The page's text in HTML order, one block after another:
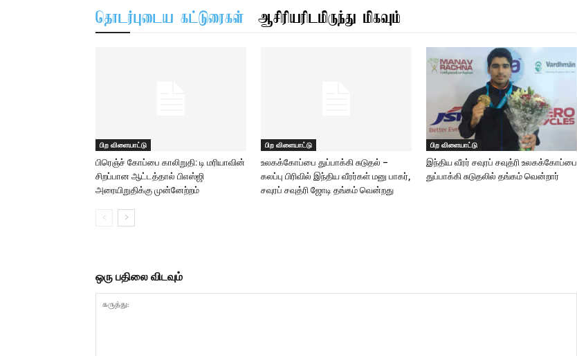
தொடர்புடைய கட்டுரைகள் ஆசிரியரிடமிருந்து மிகவும்
பிற விளையாட்டு
பிரெஞ்ச் கோப்பை காலிறுதி: டி மரியாவின்
சிறப்பான ஆட்டத்தால் பிஎஸ்ஜி
அரையிறுதிக்கு முன்னேற்றம்
பிற விளையாட்டு
உலகக்கோப்பை துப்பாக்கி சுடுதல் –
கலப்பு பிரிவில் இந்திய வீரர்கள் மனு பாகர்,
சவுரப் சவுத்ரி ஜோடி தங்கம் வென்றது
பிற விளையாட்டு
இந்திய வீரர் சவுரப் சவுத்ரி உலகக்கோப்பை
துப்பாக்கி சுடுதலில் தங்கம் வென்றார்
ஒரு பதிலை விடவும்